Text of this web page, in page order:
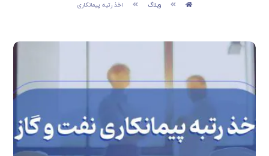
وبلاگ اخذ رتبه پیمانکاری